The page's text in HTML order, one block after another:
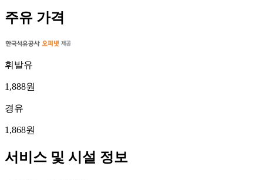
주유 가격
휘발유
1,888원
경유
1,868원
서비스 및 시설 정보